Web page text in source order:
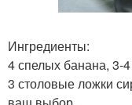
Ингредиенты:
4 спелых банана, 3-
3 столовые ложки